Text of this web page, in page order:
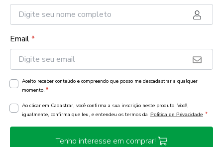
Email*
Aceito receber conteúdo e compreendo que posso me descadastrar a qualquer
momento. *
Ao clicar em Cadastrar, você confirma a sua inscrição neste produto. Você,
igualmente, confirma que leu, e entendeu os termos da Política de Privacidade *
Tenho interesse em comprar!